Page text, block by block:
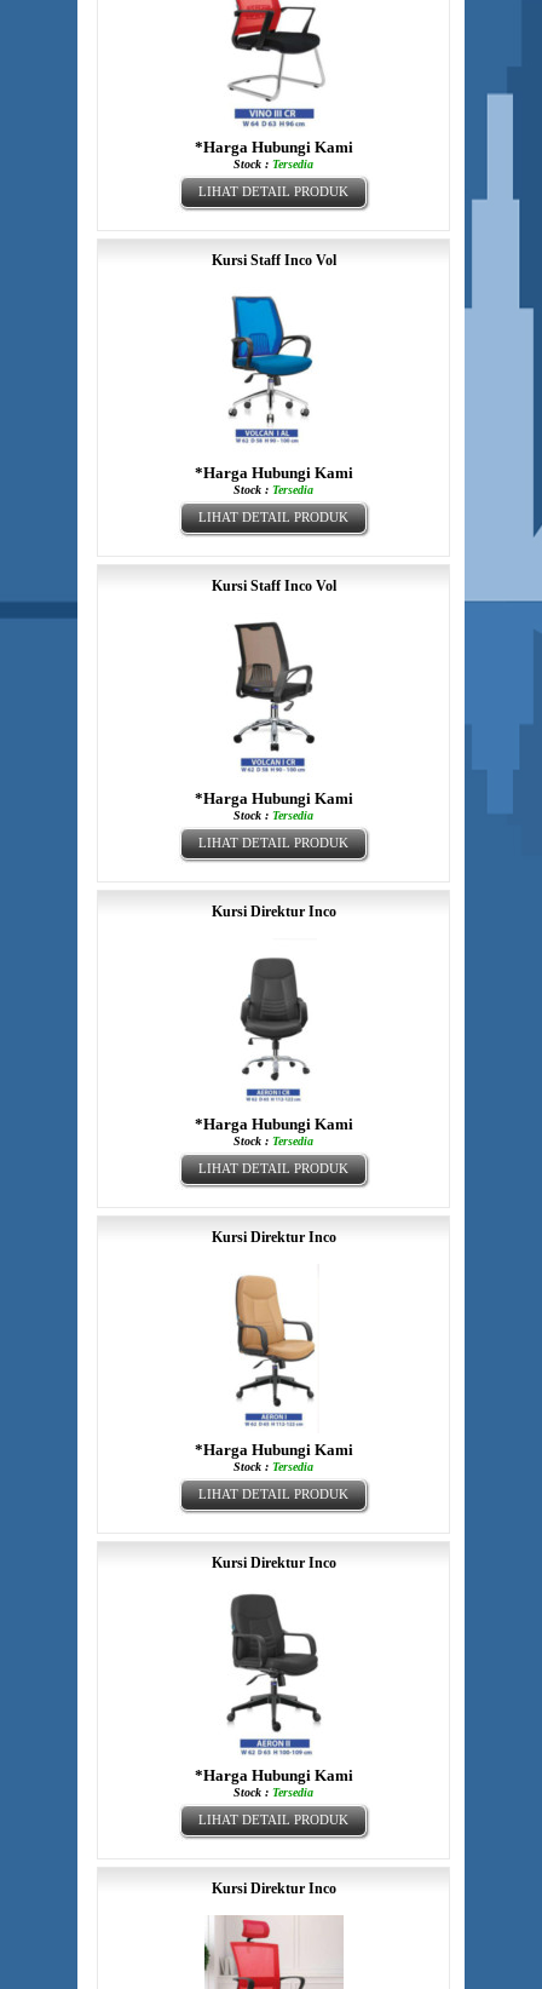
*Harga Hubungi Kami
Stock : Tersedia
LIHAT DETAIL PRODUK
Kursi Staff Inco Vol
*Harga Hubungi Kami
Stock : Tersedia
LIHAT DETAIL PRODUK
Kursi Staff Inco Vol
*Harga Hubungi Kami
Stock : Tersedia
LIHAT DETAIL PRODUK
Kursi Direktur Inco
*Harga Hubungi Kami
Stock : Tersedia
LIHAT DETAIL PRODUK
Kursi Direktur Inco
*Harga Hubungi Kami
Stock : Tersedia
LIHAT DETAIL PRODUK
Kursi Direktur Inco
*Harga Hubungi Kami
Stock : Tersedia
LIHAT DETAIL PRODUK
Kursi Direktur Inco